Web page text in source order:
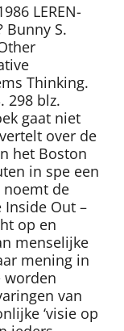
LEREN-
Bunny S.
Thinking.
298 blz.
gaat niet
over de
het Boston
in spe een
noemt de
Out –
op en
menselijke
mening in
worden
van
‘visie op